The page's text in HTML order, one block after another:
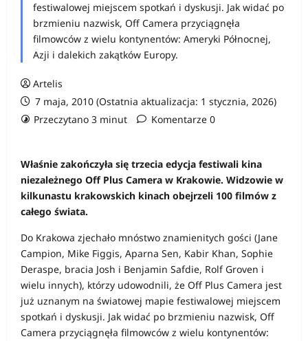
festiwalowej miejscem spotkań i dyskusji. Jak widać po
brzmieniu nazwisk, Off Camera przyciągnęła
filmowców z wielu kontynentów: Ameryki Północnej,
Azji i dalekich zakątków Europy.
Artelis
7 maja, 2010 (Ostatnia aktualizacja: 1 stycznia, 2026)
Przeczytano 3 minut
Komentarze 0
Właśnie zakończyła się trzecia edycja festiwali kina
niezależnego Off Plus Camera w Krakowie. Widzowie w
kilkunastu krakowskich kinach obejrzeli 100 filmów z
całego świata.
Do Krakowa zjechało mnóstwo znamienitych gości (Jane
Campion, Mike Figgis, Aparna Sen, Kabir Khan, Sophie
Deraspe, bracia Josh i Benjamin Safdie, Rolf Groven i
wielu innych), którzy udowodnili, że Off Plus Camera jest
już uznanym na światowej mapie festiwalowej miejscem
spotkań i dyskusji. Jak widać po brzmieniu nazwisk, Off
Camera przyciągnęła filmowców z wielu kontynentów: